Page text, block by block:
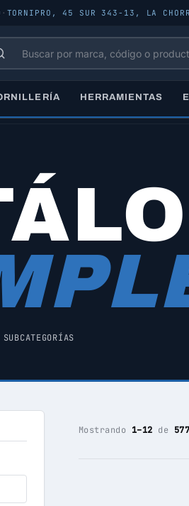
· TORNIPRO, 45 SUR 343-13, LA
HERRAMIENTAS
SUBCATEGORÍAS
Mostrando 1–12 de 577